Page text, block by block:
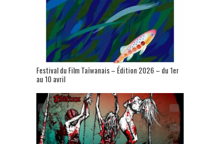
Festival du Film Taïwanais – Édition 2026 – du 1er
au 10 avril